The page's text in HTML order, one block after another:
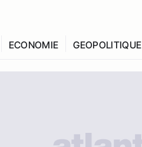
ECONOMIE GEOPOLITIQUE